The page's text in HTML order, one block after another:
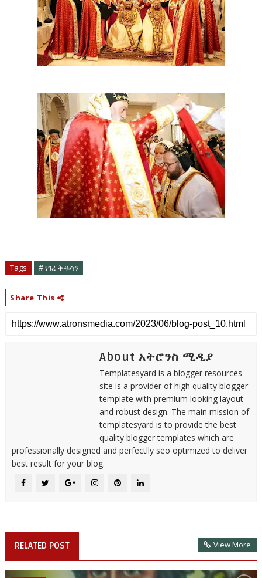
Tags # ነገረ ቅዱሳን
Share This
About አትሮንስ ሚዲያ
Templatesyard is a blogger resources
site is a provider of high quality blogger
template with premium looking layout
and robust design. The main mission of
templatesyard is to provide the best
quality blogger templates which are
professionally designed and perfectlly seo optimized to deliver
best result for your blog.
RELATED POST View More